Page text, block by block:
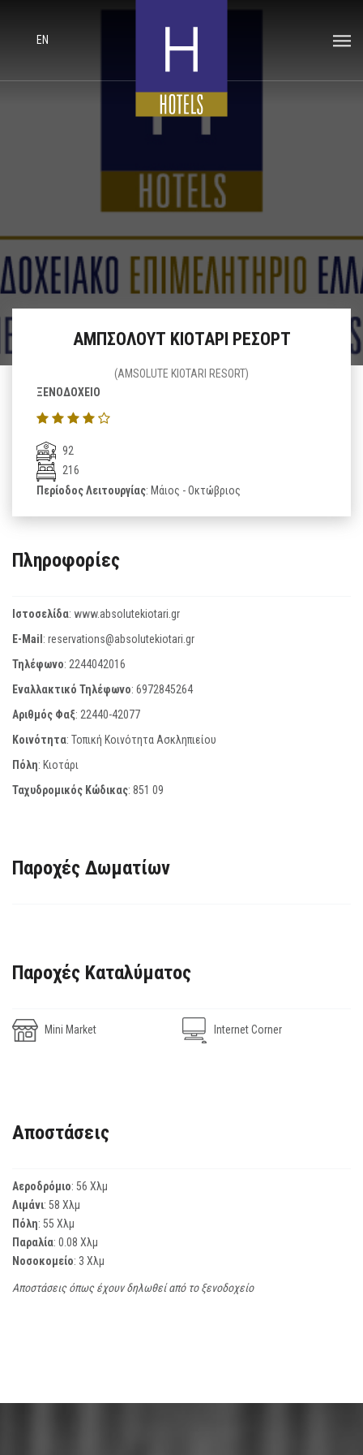
EN
ΑΜΠΣΟΛΟΥΤ ΚΙΟΤΑΡΙ ΡΕΣΟΡΤ
(AMSOLUTE KIOTARI RESORT)
ΞΕΝΟΔΟΧΕΙΟ
92
216
Περίοδος Λειτουργίας: Μάιος - Οκτώβριος
Πληροφορίες
Ιστοσελίδα: www.absolutekiotari.gr
E-Mail: reservations@absolutekiotari.gr
Τηλέφωνο: 2244042016
Εναλλακτικό Τηλέφωνο: 6972845264
Αριθμός Φαξ: 22440-42077
Κοινότητα: Τοπική Κοινότητα Ασκληπιείου
Πόλη: Κιοτάρι
Ταχυδρομικός Κώδικας: 851 09
Παροχές Δωματίων
Παροχές Καταλύματος
Mini Market Internet Corner
Αποστάσεις
Αεροδρόμιο: 56 Χλμ
Λιμάνι: 58 Χλμ
Πόλη: 55 Χλμ
Παραλία: 0.08 Χλμ
Νοσοκομείο: 3 Χλμ
Αποστάσεις όπως έχουν δηλωθεί από το ξενοδοχείο